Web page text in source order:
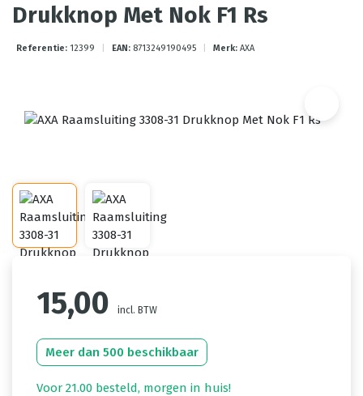
Drukknop Met Nok F1 Rs
Referentie: 12399 EAN: 8713249190495 Merk: AXA
15,00 incl. BTW
Meer dan 500 beschikbaar
Voor 21.00 besteld, morgen in huis!